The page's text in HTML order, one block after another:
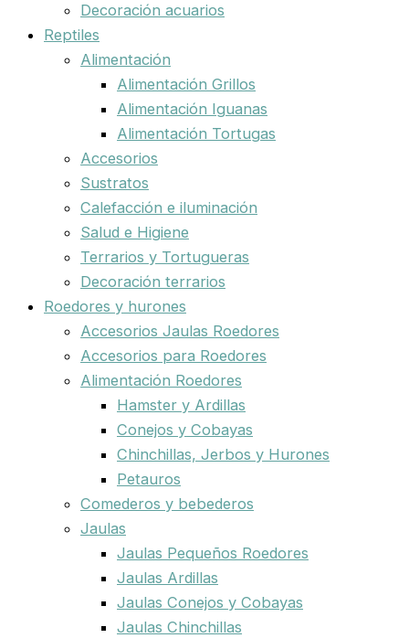
Decoración acuarios
Reptiles
Alimentación
Alimentación Grillos
Alimentación Iguanas
Alimentación Tortugas
Accesorios
Sustratos
Calefacción e iluminación
Salud e Higiene
Terrarios y Tortugueras
Decoración terrarios
Roedores y hurones
Accesorios Jaulas Roedores
Accesorios para Roedores
Alimentación Roedores
Hamster y Ardillas
Conejos y Cobayas
Chinchillas, Jerbos y Hurones
Petauros
Comederos y bebederos
Jaulas
Jaulas Pequeños Roedores
Jaulas Ardillas
Jaulas Conejos y Cobayas
Jaulas Chinchillas